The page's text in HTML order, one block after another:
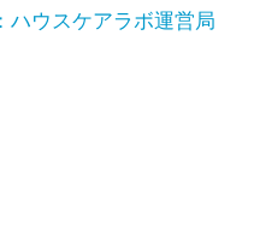
ハウスケアラボ運営局